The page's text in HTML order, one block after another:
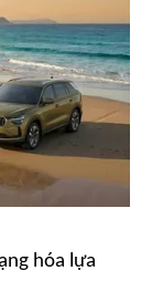
hóa lựa